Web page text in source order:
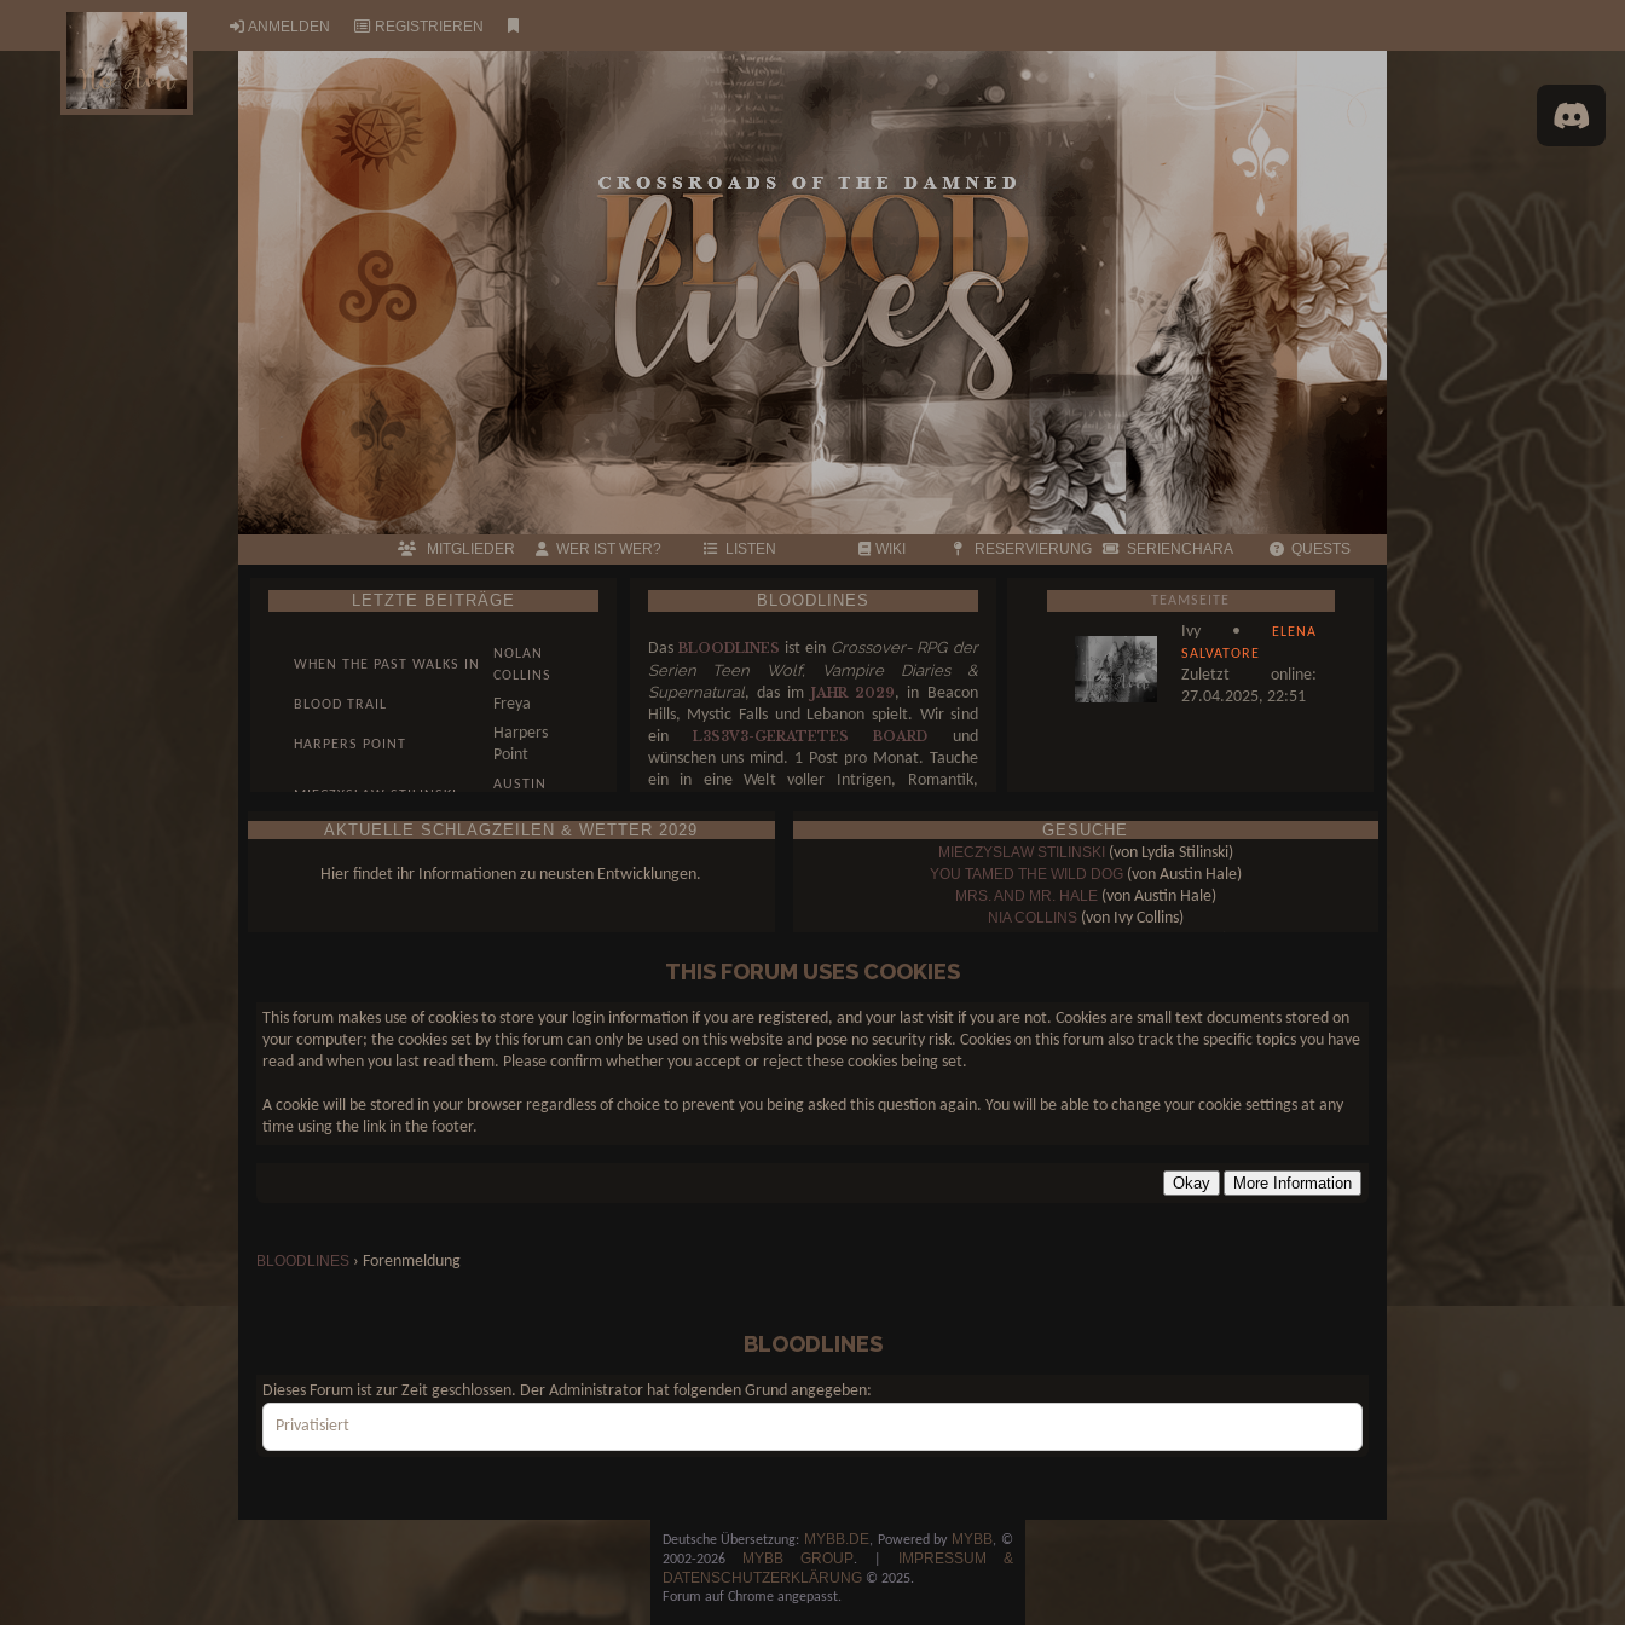
ANMELDEN REGISTRIEREN
MITGLIEDER WER IST WER? LISTEN WIKI RESERVIERUNG SERIENCHARA QUESTS
LETZTE BEITRÄGE
WHEN THE PAST WALKS IN
NOLAN
COLLINS
BLOOD TRAIL
Freya
HARPERS POINT
Harpers
Point
MIECZYSLAW STILINSKI
AUSTIN
WUNST, DENN KUNST AUSTIN
BLOODLINES
Das BLOODLINES ist ein Crossover- RPG der
Serien Teen Wolf, Vampire Diaries &
Supernatural, das im JAHR 2029, in Beacon
Hills, Mystic Falls und Lebanon spielt. Wir sind
ein L3S3V3-GERATETES BOARD und
wünschen uns mind. 1 Post pro Monat. Tauche
ein in eine Welt voller Intrigen, Romantik,
auf welcher Seite du stehst – und ob du die Welt
retten oder ins Verderben stürzen willst.
TEAMSEITE
Ivy •
ELENA
SALVATORE
Zuletzt online:
27.04.2025, 22:51
AKTUELLE SCHLAGZEILEN & WETTER 2029
Hier findet ihr Informationen zu neusten Entwicklungen.
GESUCHE
MIECZYSLAW STILINSKI (von Lydia Stilinski)
YOU TAMED THE WILD DOG(von Austin Hale)
MRS. AND MR. HALE(von Austin Hale)
NIA COLLINS(von Ivy Collins)
DAMON SALVATORE
THE HEARTBEAT OF MYSTIC FALLS
THIS FORUM USES COOKIES
This forum makes use of cookies to store your login information if you are registered, and your last visit if you are not. Cookies are small text documents stored on
your computer; the cookies set by this forum can only be used on this website and pose no security risk. Cookies on this forum also track the specific topics you have
read and when you last read them. Please confirm whether you accept or reject these cookies being set.
A cookie will be stored in your browser regardless of choice to prevent you being asked this question again. You will be able to change your cookie settings at any
time using the link in the footer.
BLOODLINES › Forenmeldung
BLOODLINES
Dieses Forum ist zur Zeit geschlossen. Der Administrator hat folgenden Grund angegeben:
Privatisiert
Deutsche Übersetzung: MYBB.DE, Powered by MYBB, ©
2002-2026
MYBB GROUP.
IMPRESSUM &
DATENSCHUTZERKLÄRUNG© 2025.
Forum auf Chrome angepasst.